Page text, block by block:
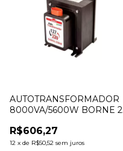
AUTOTRANSFORMADOR
8000VA/5600W BORNE 2
R$606,27
12 x de R$50,52 sem juros